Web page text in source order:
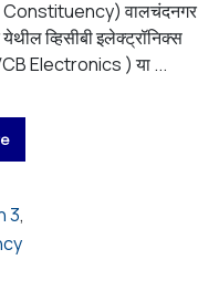
Constituency) वालचंदनगर
व्हिसीबी इलेक्ट्रॉनिक्स
Electronics ) या ...
3